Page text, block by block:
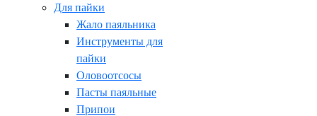
Для пайки
Жало паяльника
Инструменты для
пайки
Оловоотсосы
Пасты паяльные
Припои